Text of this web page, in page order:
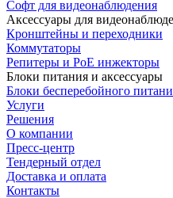
Софт для видеонаблюдения
Аксессуары для
Кронштейны и переходники
Коммутаторы
Репитеры и PoE инжекторы
Блоки питания и аксессуары
Блоки бесперебойного
Услуги
Решения
О компании
Пресс-центр
Тендерный отдел
Доставка и оплата
Контакты